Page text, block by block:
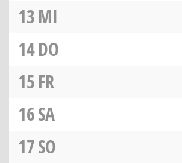
13MI
14DO
15FR
16SA
17SO